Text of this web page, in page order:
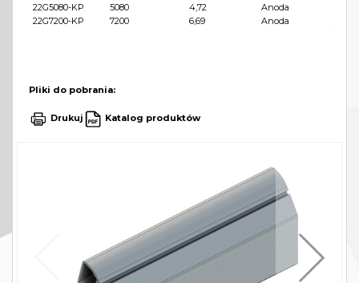
22G5080-KP 5080 4,72
Anoda
22G7200-KP
7200 6,69 Anoda
Pliki do pobrania:
Drukuj Katalog produktów